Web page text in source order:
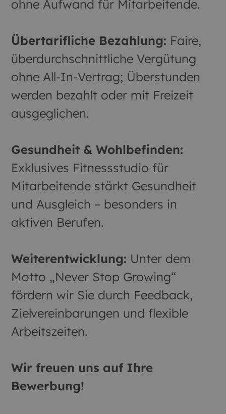
ohne Aufwand für Mitarbeitende.
Übertarifliche Bezahlung: Faire,
überdurchschnittliche Vergütung
ohne All-In-Vertrag; Überstunden
werden bezahlt oder mit Freizeit
ausgeglichen.
Gesundheit & Wohlbefinden:
Exklusives Fitnessstudio für
Mitarbeitende stärkt Gesundheit
und Ausgleich – besonders in
aktiven Berufen.
Weiterentwicklung: Unter dem
Motto „Never Stop Growing“
fördern wir Sie durch Feedback,
Zielvereinbarungen und flexible
Arbeitszeiten.
Wir freuen uns auf Ihre
Bewerbung!